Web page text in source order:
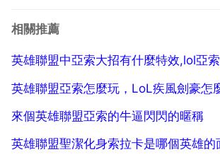
對無極劍聖易 無極之道?從來沒聽說過
相關推薦
英雄聯盟中亞索大招有什麼特效,lol亞
英雄聯盟亞索怎麼玩，LoL疾風劍豪怎
來個英雄聯盟亞索的牛逼閃閃的暱稱
英雄聯盟聖潔化身索拉卡是哪個英雄的